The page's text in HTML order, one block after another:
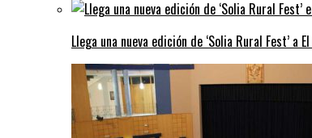
Llega una nueva edición de ‘Solia Rural Fest’ a